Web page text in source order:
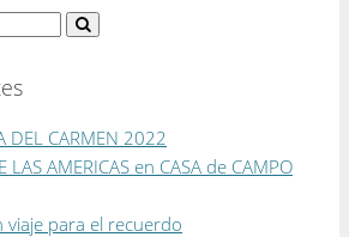
DEL CARMEN 2022
LAS AMERICAS en CASA de CAMPO
viaje para el recuerdo